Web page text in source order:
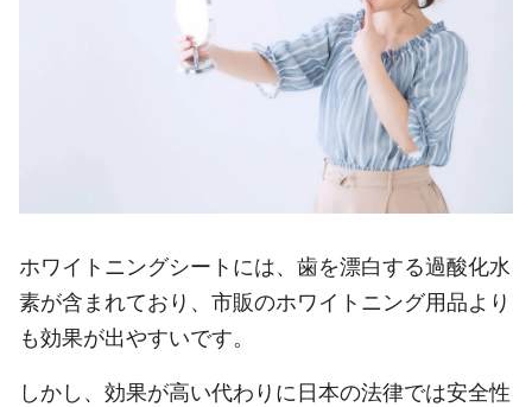
ホワイトニングシートには、歯を漂白する過酸化水
素が含まれており、市販のホワイトニング用品より
も効果が出やすいです。
しかし、効果が高い代わりに日本の法律では安全性